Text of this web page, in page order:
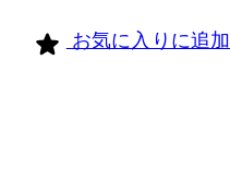
お気に入りに追加